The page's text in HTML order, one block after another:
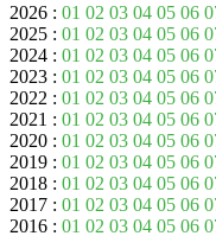
2026 : 01 02 03 04 05 06
2025 : 01 02 03 04 05 06
2024 : 01 02 03 04 05 06
2023 : 01 02 03 04 05 06
2022 : 01 02 03 04 05 06
2021 : 01 02 03 04 05 06
2020 : 01 02 03 04 05 06
2019 : 01 02 03 04 05 06
2018 : 01 02 03 04 05 06
2017 : 01 02 03 04 05 06
2016 : 01 02 03 04 05 06